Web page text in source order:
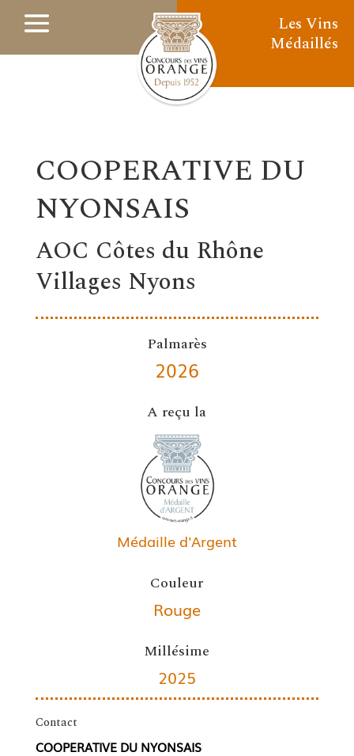
Les Vins
Médaillés
COOPERATIVE DU
NYONSAIS
AOC Côtes du Rhône
Villages Nyons
Palmarès
2026
A reçu la
Médaille d'Argent
Couleur
Rouge
Millésime
2025
Contact
COOPERATIVE DU NYONSAIS